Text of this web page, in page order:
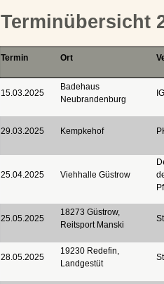
Terminübersicht
Termin Ort
15.03.2025
Badehaus
Neubrandenburg
29.03.2025 Kempkehof
25.04.2025 Viehhalle Güstrow
25.05.2025
18273 Güstrow,
Reitsport Manski
28.05.2025
19230 Redefin,
Landgestüt